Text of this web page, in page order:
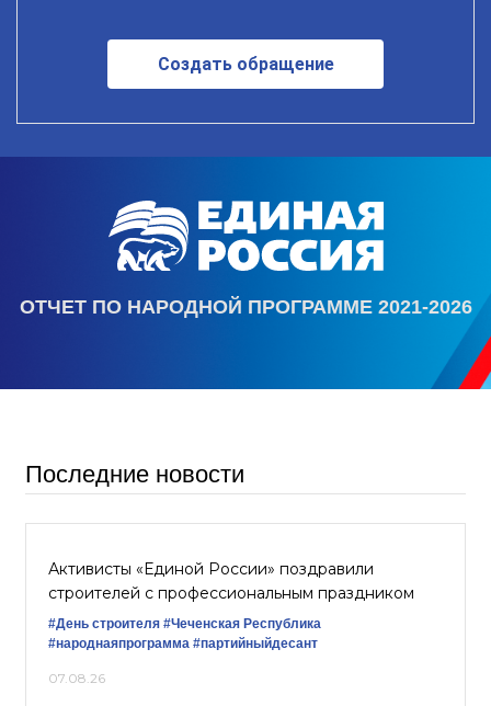
Создать обращение
ОТЧЕТ ПО НАРОДНОЙ ПРОГРАММЕ 2021-2026
Последние новости
Активисты «Единой России» поздравили
строителей с профессиональным праздником
#День строителя #Чеченская Республика
#народнаяпрограмма #партийныйдесант
07.08.26